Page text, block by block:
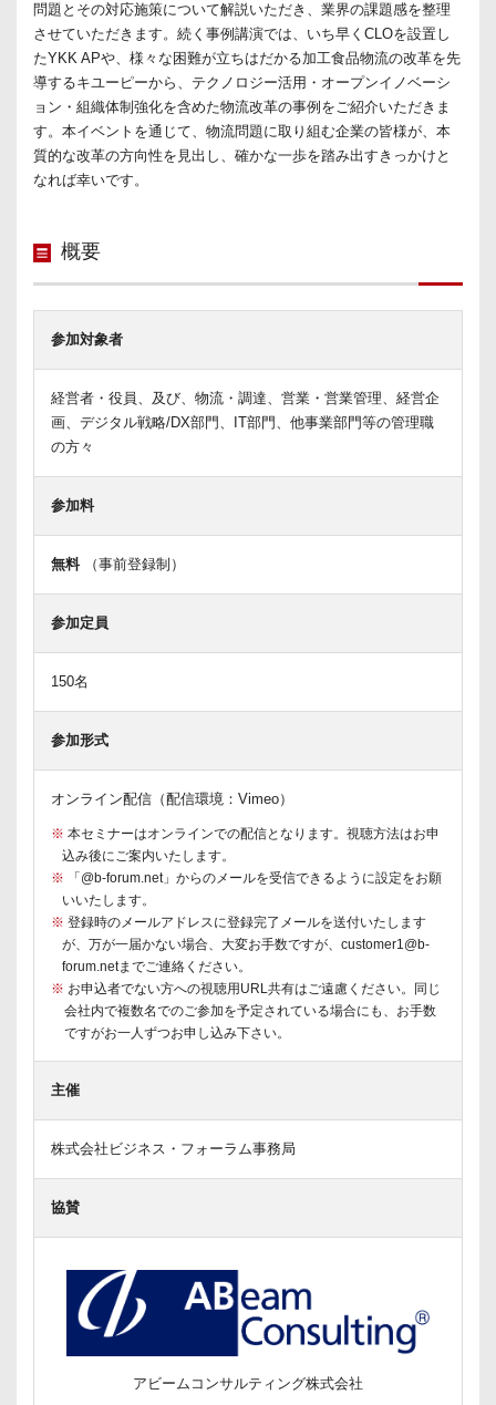
問題とその対応施策について解説いただき、業界の課題感を整理
させていただきます。続く事例講演では、いち早くCLOを設置し
たYKK APや、様々な困難が立ちはだかる加工食品物流の改革を先
導するキユーピーから、テクノロジー活用・オープンイノベーシ
ョン・組織体制強化を含めた物流改革の事例をご紹介いただきま
す。本イベントを通じて、物流問題に取り組む企業の皆様が、本
質的な改革の方向性を見出し、確かな一歩を踏み出すきっかけと
なれば幸いです。
概要
参加対象者
経営者・役員、及び、物流・調達、営業・営業管理、経営企
画、デジタル戦略/DX部門、IT部門、他事業部門等の管理職
の方々
参加料
無料（事前登録制）
参加定員
150名
参加形式
オンライン配信（配信環境：Vimeo）
※ 本セミナーはオンラインでの配信となります。視聴方法はお申
込み後にご案内いたします。
※ 「@b-forum.net」からのメールを受信できるように設定をお願
いいたします。
※ 登録時のメールアドレスに登録完了メールを送付いたします
が、万が一届かない場合、大変お手数ですが、customer1@b-
forum.netまでご連絡ください。
※ お申込者でない方への視聴用URL共有はご遠慮ください。同じ
会社内で複数名でのご参加を予定されている場合にも、お手数
ですがお一人ずつお申し込み下さい。
主催
株式会社ビジネス・フォーラム事務局
協賛
アビームコンサルティング株式会社